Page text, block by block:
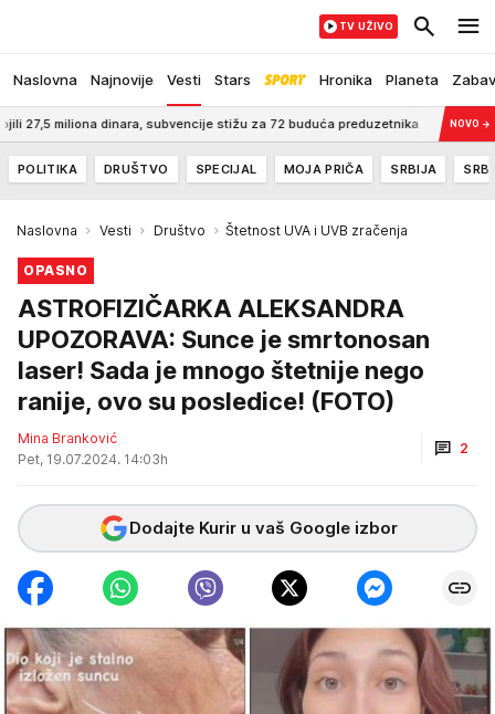
Naslovna Najnovije Vesti Stars Hronika Planeta
TV UŽIVO
miliona dinara, subvencije stižu za 72 buduća preduzetnika 3:00 STIŽE
NOVO →
POLITIKA DRUŠTVO SPECIJAL MOJA PRIČA SRBIJA
Naslovna Vesti Društvo Štetnost UVA i UVB zračenja
OPASNO
ASTROFIZIČARKA ALEKSANDRA
UPOZORAVA: Sunce je smrtonosan
laser! Sada je mnogo štetnije nego
ranije, ovo su posledice! (FOTO)
Mina Branković
Pet, 19.07.2024. 14:03h
2
Dodajte Kurir u vaš Google izbor